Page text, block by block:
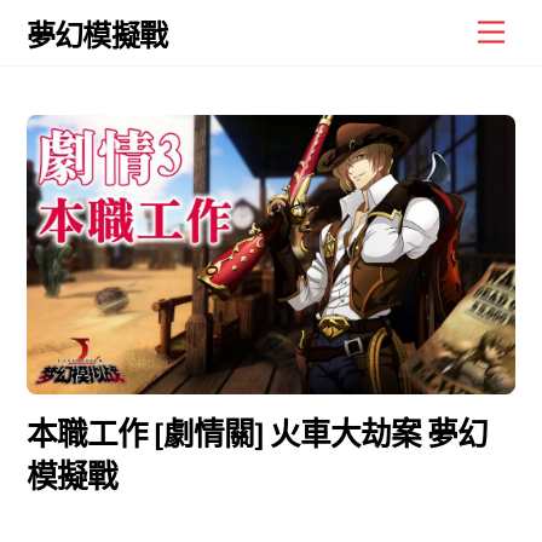
Skip
夢幻模擬戰
本職工作 [劇情關] 火車大劫案 夢幻
模擬戰